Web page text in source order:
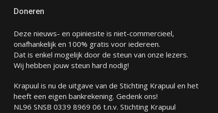
Doneren
Deze nieuws- en opiniesite is niet-commercieel,
onafhankelijk en 100% gratis voor iedereen.
Dat is enkel mogelijk door de steun van onze lezers.
Wij hebben jouw steun hard nodig!
Krapuul is nu de uitgave van de Stichting Krapuul en het
heeft een eigen bankrekening. Gedenk ons!
NL96 SNSB 0339 8969 06 t.n.v. Stichting Krapuul